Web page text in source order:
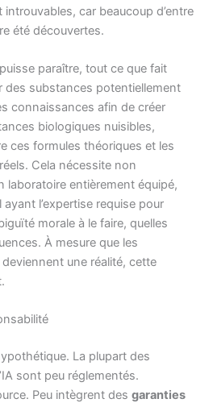
car beaucoup d’entre
été découvertes.
paraître, tout ce que fait
des substances potentiellement
connaissances afin de créer
biologiques nuisibles,
ces formules théoriques et les
Cela nécessite non
laboratoire entièrement équipé,
l’expertise requise pour
morale à le faire, quelles
À mesure que les
une réalité, cette
La plupart des
sont peu réglementés.
Peu intègrent desgaranties